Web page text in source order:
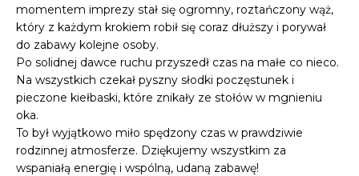
momentem imprezy stał się ogromny, roztańczony wąż,
który z każdym krokiem robił się coraz dłuższy i porywał
do zabawy kolejne osoby.
Po solidnej dawce ruchu przyszedł czas na małe co nieco.
Na wszystkich czekał pyszny słodki poczęstunek i
pieczone kiełbaski, które znikały ze stołów w mgnieniu
oka.
To był wyjątkowo miło spędzony czas w prawdziwie
rodzinnej atmosferze. Dziękujemy wszystkim za
wspaniałą energię i wspólną, udaną zabawę!